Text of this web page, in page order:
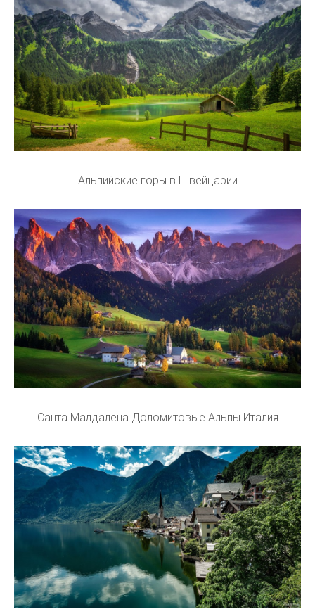
Альпийские горы в Швейцарии
Санта Маддалена Доломитовые Альпы Италия